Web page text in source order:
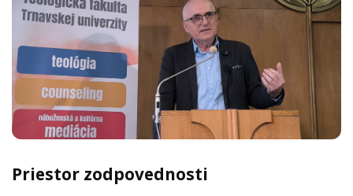
Priestor zodpovednosti